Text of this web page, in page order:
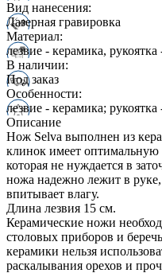
Вид нанесения:
Лазерная гравировка
Материал:
лезвие - керамика, рукоятка
В наличии:
Под заказ
Особенности:
лезвие - керамика; рукоятка
Описание
Нож Selva выполнен из
клинок имеет
которая не нуждается в
ножа надежно лежит в руке,
впитывает влагу.
Длина лезвия 15 см.
Керамические ножи
столовых приборов и
керамики нельзя
раскалывания орехов и